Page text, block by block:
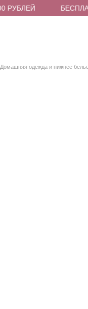
РУБЛЕЙ
Домашняя одежда и нижнее